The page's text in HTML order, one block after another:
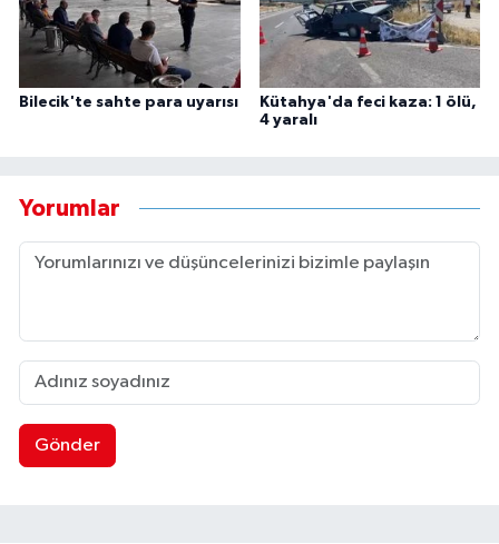
Bilecik'te sahte para uyarısı
Kütahya'da feci kaza: 1 ölü,
4 yaralı
Yorumlar
Gönder